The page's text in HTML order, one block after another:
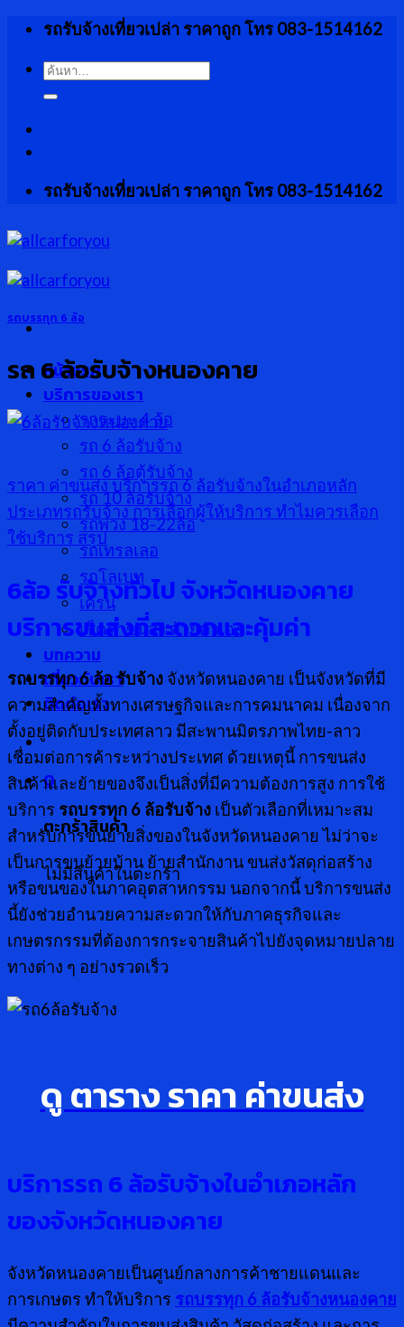
Skip
content
รถรับจ้างเที่ยวเปล่า ราคาถูก โทร 083-1514162
ค้นหา:
รถรับจ้างเที่ยวเปล่า ราคาถูก โทร 083-1514162
หน้าแรก
บริการของเรา
รกระบะ 4 ล้อ
รถ 6 ล้อรับจ้าง
รถ 6 ล้อตู้รับจ้าง
รถ 10 ล้อรับจ้าง
รถพ่วง 18-22ล้อ
รถเทรลเลอ
รถโลเบท
เครน
เช็คค่าขนส่ง ด้วยตัวเอง
บทความ
เกี่ยวกับเรา
ติดต่อเรา
0
ตะกร้าสินค้า
ไม่มีสินค้าในตะกร้า
รถบรรทุก 6 ล้อ
รถ 6 ล้อรับจ้างหนองคาย
ราคา ค่าขนส่งบริการรถ 6 ล้อรับจ้างในอำเภอหลัก
ประเภทรถรับจ้างการเลือกผู้ให้บริการ ทำไมควรเลือก
ใช้บริการ สรุป
6ล้อ รับจ้างทั่วไป จังหวัดหนองคาย
บริการขนส่งที่สะดวกและคุ้มค่า
รถบรรทุก 6 ล้อ รับจ้าง จังหวัดหนองคาย เป็นจังหวัดที่มี
ความสำคัญทั้งทางเศรษฐกิจและการคมนาคม เนื่องจาก
ตั้งอยู่ติดกับประเทศลาว มีสะพานมิตรภาพไทย-ลาว
เชื่อมต่อการค้าระหว่างประเทศ ด้วยเหตุนี้ การขนส่ง
สินค้าและย้ายของจึงเป็นสิ่งที่มีความต้องการสูง การใช้
บริการ รถบรรทุก 6 ล้อรับจ้าง เป็นตัวเลือกที่เหมาะสม
สำหรับการขนย้ายสิ่งของในจังหวัดหนองคาย ไม่ว่าจะ
เป็นการขนย้ายบ้าน ย้ายสำนักงาน ขนส่งวัสดุก่อสร้าง
หรือขนของในภาคอุตสาหกรรม นอกจากนี้ บริการขนส่ง
นี้ยังช่วยอำนวยความสะดวกให้กับภาคธุรกิจและ
เกษตรกรรมที่ต้องการกระจายสินค้าไปยังจุดหมายปลาย
ทางต่าง ๆ อย่างรวดเร็ว
ดู ตาราง ราคา ค่าขนส่ง
บริการรถ6 ล้อรับจ้างในอำเภอหลัก
ของจังหวัดหนองคาย
จังหวัดหนองคายเป็นศูนย์กลางการค้าชายแดนและ
การเกษตร ทำให้บริการ รถบรรทุก 6 ล้อรับจ้างหนองคาย